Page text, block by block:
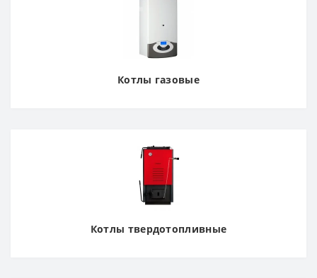
Котлы газовые
Котлы твердотопливные